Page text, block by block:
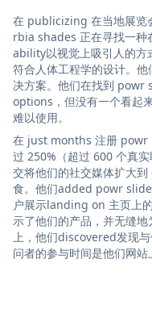
在 publicizing 在当地展览
rbia shades 正在寻找一
ability以视觉上吸引人的方
符合人体工程学的设计。
决方案。他们在找到
options，但没有一个看起
难以使用。
在 just months 注册 powr
过 250%（超过 600 个真
交将他们的社交媒体扩大
食。他们added powr
户展示landing on 主页上
示了他们的产品，并无缝
上，他们discovered发现
问者的参与时间是他们网站